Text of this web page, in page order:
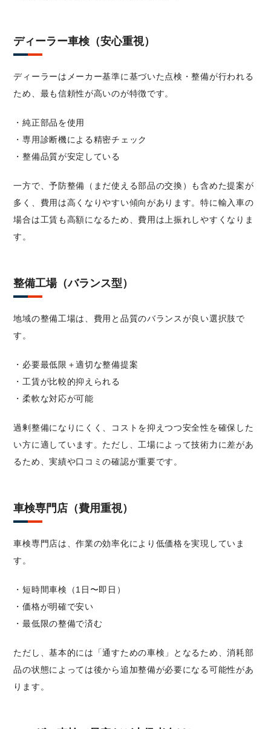
ディーラー車検（安心重視）
ディーラーはメーカー基準に基づいた点検・整備が行われる
ため、最も信頼性が高いのが特徴です。
・純正部品を使用
・専用診断機による精密チェック
・整備品質が安定している
一方で、予防整備（まだ使える部品の交換）も含めた提案が
多く、費用は高くなりやすい傾向があります。特に輸入車の
場合は工賃も高額になるため、費用は上振れしやすくなりま
す。
整備工場（バランス型）
地域の整備工場は、費用と品質のバランスが良い選択肢で
す。
・必要最低限＋適切な整備提案
・工賃が比較的抑えられる
・柔軟な対応が可能
過剰整備になりにくく、コストを抑えつつ安全性を確保した
い方に適しています。ただし、工場によって技術力に差があ
るため、実績や口コミの確認が重要です。
車検専門店（費用重視）
車検専門店は、作業の効率化により低価格を実現していま
す。
・短時間車検（1日〜即日）
・価格が明確で安い
・最低限の整備で済む
ただし、基本的には「通すための車検」となるため、消耗部
品の状態によっては後から追加整備が必要になる可能性があ
ります。